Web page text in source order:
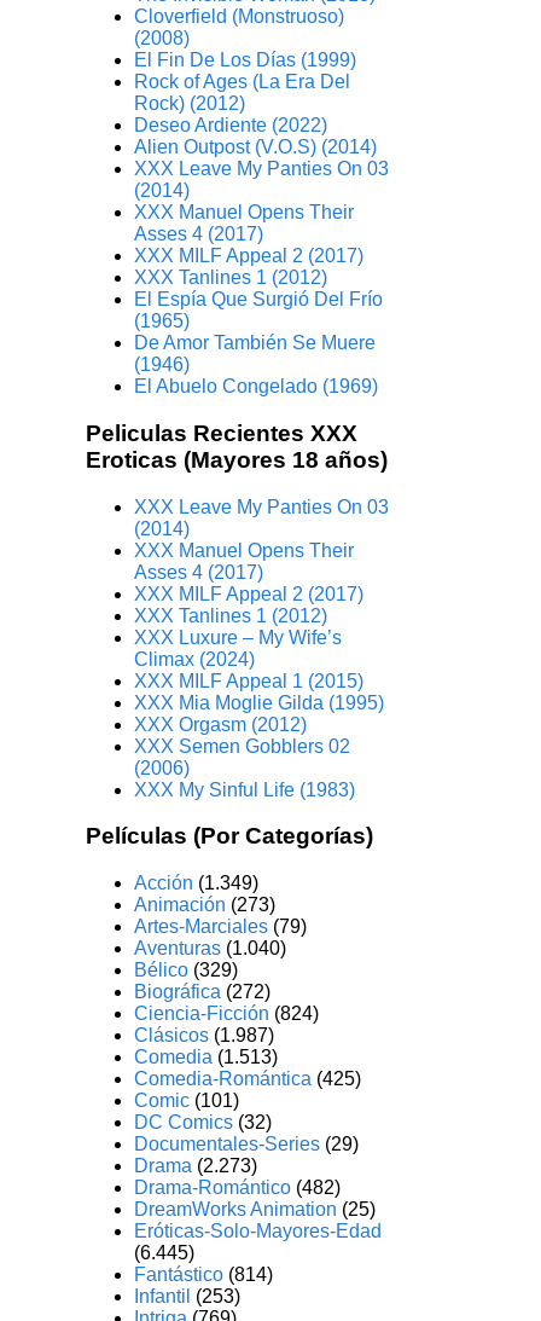
Cloverfield (Monstruoso)
(2008)
El Fin De Los Días (1999)
Rock of Ages (La Era Del
Rock) (2012)
Deseo Ardiente (2022)
Alien Outpost (V.O.S) (2014)
XXX Leave My Panties On 03
(2014)
XXX Manuel Opens Their
Asses 4 (2017)
XXX MILF Appeal 2 (2017)
XXX Tanlines 1 (2012)
El Espía Que Surgió Del Frío
(1965)
De Amor También Se Muere
(1946)
El Abuelo Congelado (1969)
Peliculas Recientes XXX
Eroticas (Mayores 18 años)
XXX Leave My Panties On 03
(2014)
XXX Manuel Opens Their
Asses 4 (2017)
XXX MILF Appeal 2 (2017)
XXX Tanlines 1 (2012)
XXX Luxure – My Wife’s
Climax (2024)
XXX MILF Appeal 1 (2015)
XXX Mia Moglie Gilda (1995)
XXX Orgasm (2012)
XXX Semen Gobblers 02
(2006)
XXX My Sinful Life (1983)
Películas (Por Categorías)
Acción (1.349)
Animación (273)
Artes-Marciales (79)
Aventuras (1.040)
Bélico (329)
Biográfica (272)
Ciencia-Ficción (824)
Clásicos (1.987)
Comedia (1.513)
Comedia-Romántica (425)
Comic (101)
DC Comics (32)
Documentales-Series (29)
Drama (2.273)
Drama-Romántico (482)
DreamWorks Animation (25)
Eróticas-Solo-Mayores-Edad
(6.445)
Fantástico (814)
Infantil (253)